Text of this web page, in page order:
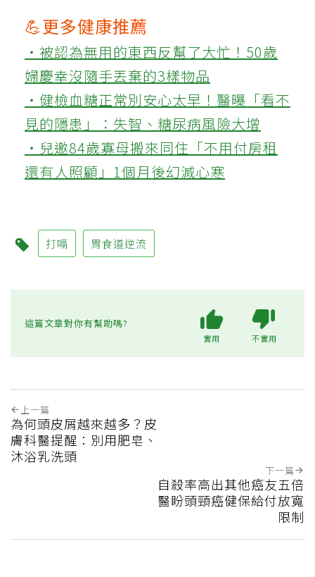
💪更多健康推薦
‧被認為無用的東西反幫了大忙！50歲
婦慶幸沒隨手丟棄的3樣物品
‧健檢血糖正常別安心太早！醫曝「看不
見的隱患」：失智、糖尿病風險大增
‧兒邀84歲寡母搬來同住「不用付房租
還有人照顧」1個月後幻滅心寒
打嗝 胃食道逆流
這篇文章對你有幫助嗎?
實用 不實用
上一篇
為何頭皮屑越來越多？皮
膚科醫提醒：別用肥皂、
沐浴乳洗頭
下一篇
自殺率高出其他癌友五倍
醫盼頭頸癌健保給付放寬
限制